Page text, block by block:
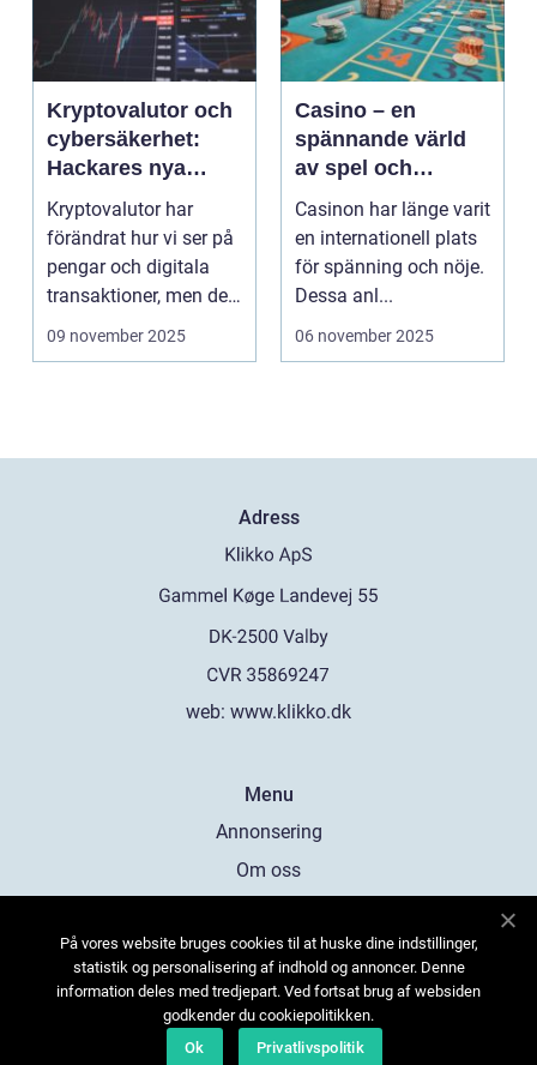
Kryptovalutor och
cybersäkerhet:
Hackares nya
lekplats
Kryptovalutor har
förändrat hur vi ser på
pengar och digitala
transaktioner, men de
...
09 november 2025
Casino – en
spännande värld
av spel och
underhållning
Casinon har länge varit
en internationell plats
för spänning och nöje.
Dessa anl...
06 november 2025
Adress
web: www.klikko.dk
Menu
Annonsering
Om oss
Kontakta oss
Sitemap
På vores website bruges cookies til at huske dine indstillinger,
statistik og personalisering af indhold og annoncer. Denne
information deles med tredjepart. Ved fortsat brug af websiden
godkender du cookiepolitikken.
Ok
Privatlivspolitik